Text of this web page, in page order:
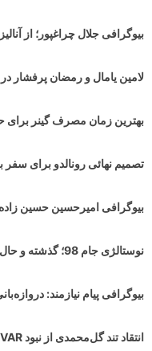
بیوگرافی جلال چراغپور؛ از
لامین یامال و رمضان پرفشار
بهترین زمان مصرف گینر
تصمیم نهائی رونالدو برای سفر
بیوگرافی امیرحسین حسین
نوستالژی جام 98؛ گذشته و حال 6 ستاره‌ای که تاریخ را رقم زدند/ تصاویر
بیوگرافی پیام نیازمند:
انتقاد تند گل‌محمدی از نبود VAR؛ نهادهای نظارتی ورود کنند!